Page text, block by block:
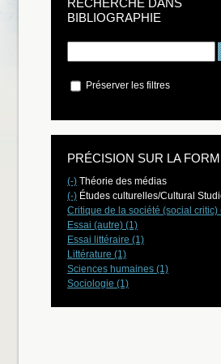
RECHERCHE DANS
BIBLIOGRAPHIE
Préserver les filtres
PRÉCISION SUR LA
(-) Théorie des médias
(-) Études culturelles/Cultural
Critique de la société (social critic)
Essai (autre) (1)
Essai littéraire (1)
Littérature (1)
Sciences humaines (1)
Sociologie (1)